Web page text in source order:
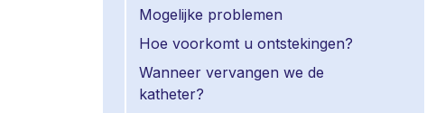
Mogelijke problemen
Hoe voorkomt u ontstekingen?
Wanneer vervangen we de
katheter?